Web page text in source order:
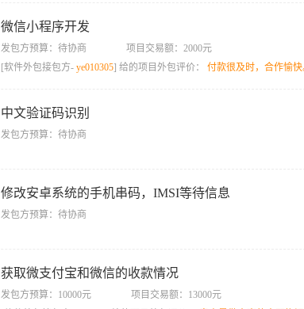
微信小程序开发
发包方预算：待协商
项目交易额：2000元
[软件外包接包方- ye010305] 给的项目外包评价： 付款很及时，合作愉快
中文验证码识别
发包方预算：待协商
修改安卓系统的手机串码，IMSI等待信息
发包方预算：待协商
获取微支付宝和微信的收款情况
发包方预算：10000元
项目交易额：13000元